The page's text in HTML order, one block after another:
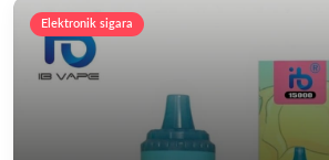
senaryolarını ve satın alma kararında
bulundurmanız gereken teknik
bir şekilde […]
Elektronik sigara